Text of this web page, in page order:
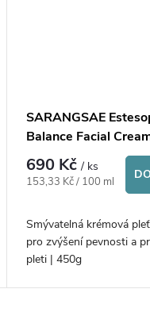
SARANGSAE
Balance Facial
690 Kč/ ks
Měrná
153,33 Kč / 100 ml
Smývatelná krémová
pro zvýšení pevnosti a
pleti | 450g